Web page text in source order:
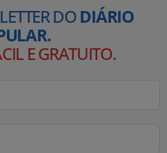
DODIÁRIO
E GRATUITO.